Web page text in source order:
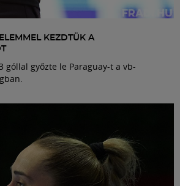
KEZDTÜK A
góllal győzte le Paraguay-t a vb-